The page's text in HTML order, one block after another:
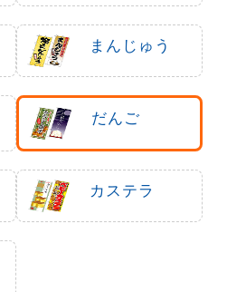
まんじゅう
だんご
カステラ